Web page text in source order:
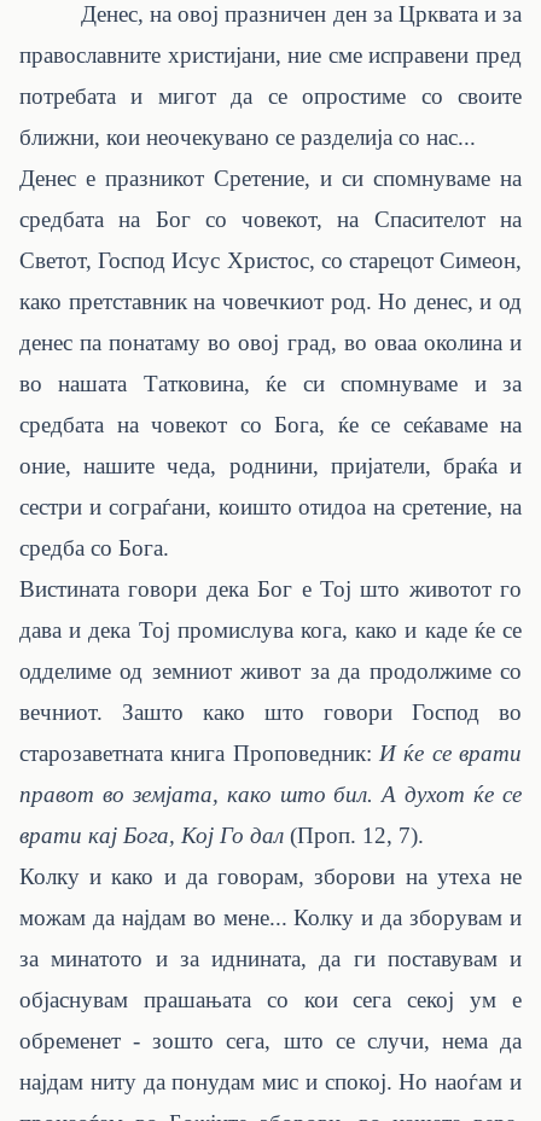
Денес, на овој празничен ден за Црквата и за
православните христијани, ние сме исправени пред
потребата и мигот да се опростиме со своите
ближни, кои неочекувано се разделија со нас...
Денес е празникот Сретение, и си спомнуваме на
средбата на Бог со човекот, на Спасителот на
Светот, Господ Исус Христос, со старецот Симеон,
како претставник на човечкиот род. Но денес, и од
денес па понатаму во овој град, во оваа околина и
во нашата Татковина, ќе си спомнуваме и за
средбата на човекот со Бога, ќе се сеќаваме на
оние, нашите чеда, роднини, пријатели, браќа и
сестри и сограѓани, коишто отидоа на сретение, на
средба со Бога.
Вистината говори дека Бог е Тој што животот го
дава и дека Тој промислува кога, како и каде ќе се
одделиме од земниот живот за да продолжиме со
вечниот. Зашто како што говори Господ во
старозаветната книга Проповедник: И ќе се врати
правот во земјата, како што бил. А духот ќе се
врати кај Бога, Кој Го дал (Проп. 12, 7).
Колку и како и да говорам, зборови на утеха не
можам да најдам во мене... Колку и да зборувам и
за минатото и за иднината, да ги поставувам и
објаснувам прашањата со кои сега секој ум е
обременет - зошто сега, што се случи, нема да
најдам ниту да понудам мис и спокој. Но наоѓам и